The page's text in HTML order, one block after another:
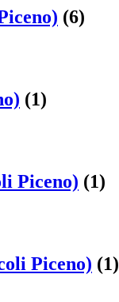
(6)
(1)
Piceno) (1)
Piceno) (1)